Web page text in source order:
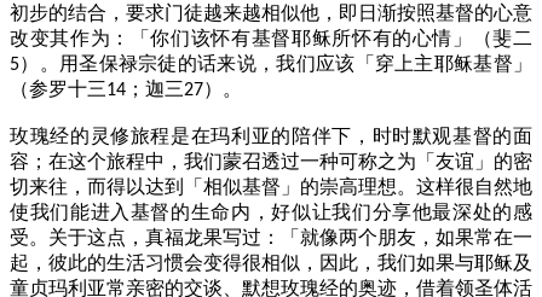
初步的结合，要求门徒越来越相似他，即日渐按照基督的心意
改变其作为：「你们该怀有基督耶稣所怀有的心情」（斐二
5）。用圣保禄宗徒的话来说，我们应该「穿上主耶稣基督」
（参罗十三14 ；迦三27）。
玫瑰经的灵修旅程是在玛利亚的陪伴下，时时默观基督的面
容；在这个旅程中，我们蒙召透过一种可称之为「友谊」的密
切来往，而得以达到「相似基督」的崇高理想。这样很自然地
使我们能进入基督的生命内，好似让我们分享他最深处的感
受。关于这点，真福龙果写过：「就像两个朋友，如果常在一
起，彼此的生活习惯会变得很相似，因此，我们如果与耶稣及
童贞玛利亚常亲密的交谈、默想玫瑰经的奥迹，借着领圣体活